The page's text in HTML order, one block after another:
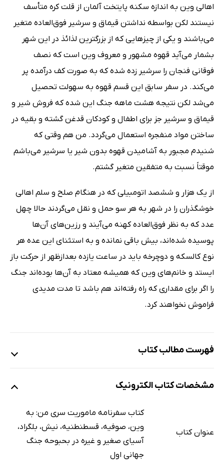
اهالی وین به اندازه سکنه پایتخت آلمان از قلت کره متأسف
نیستند لکن بواسطه نداشتن قیماق و سرشیر فوق‌العاده متغیر
می‌باشند و یکی از چیزهایی که از بزرگترین لذائذ در این شهر
بشمار می‌آید قهوه مشهور و معروف وین است که نصف
فوقانی فنجان را سرشیر زده شده که به صورت کف درآمده پر
می‌کند. در سفر سابق این قسم قهوه به سهولت تحصیل
می‌شد لکن نتیجه هشت ماهه جنگ این شده که فروش شیر و
قیماق و سرشیر جز برای اطفال و کودکان قدغن گشته و بقیه در
ساختن مواد منفجره استعمال می‌گردد. من هم وقتی که
شنیدم مجبور به آشامیدن قهوه بدون شیر یا سرشیر می‌باشم
موقتاً نسبت به متفقین متغیر گشتم.
از یک هزار و ششصد اتومبیلی که در هنگام صلح و سلم اهالی
خوشگذران را در شهر به هر سو حمل و نقل می‌گردند حالا چهل
عدد که به نظر فوق‌العاده کهنه می‌آیند و رزین‌های آن‌ها
پوسیده شده‌اند، بیش باقی نمانده و به استثنای این عده هر
نوع کالسکه و دوچرخه باید در ساعت یازده بعدازظهر از حرکت باز
ایستد و خانم‌های وین که همیشه معتاد به آن‌ها بوده‌اند جنگ
را اگر برای مقداری که راه رفته‌اند هم باشد تا مدت مدیدی
فراموش نخواهند کرد.
فهرست مطالب کتاب
دلایل وقوع جنگ جهانی اول
واکنش مردمی
مشخصات کتاب الکترونیک
عنوان کتاب
کتاب سفرنامه ماموریت سری من: به
وین، صوفیه، قسطنطنیه، نیش، بلگراد،
آسیای صغیر و غیره در بحبوحه جنگ
جهانی اول